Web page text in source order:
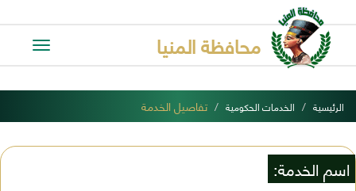
Toggle
محافظة المنيا
الرئيسية الخدمات الحكومية تفاصيل الخدمة
اسم الخدمة: